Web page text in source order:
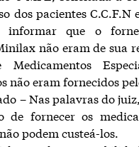
dos pacientes
que o
não eram de sua
Medicamentos
não eram fornecidos
– Nas palavras do
de fornecer os
podem custeá-los.